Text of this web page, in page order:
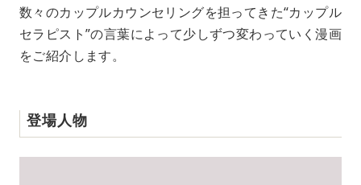
数々のカップルカウンセリングを担ってきた“カップル
セラピスト”の言葉によって少しずつ変わっていく漫画
をご紹介します。
登場人物